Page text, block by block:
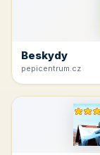
Beskydy
pepicentrum.cz